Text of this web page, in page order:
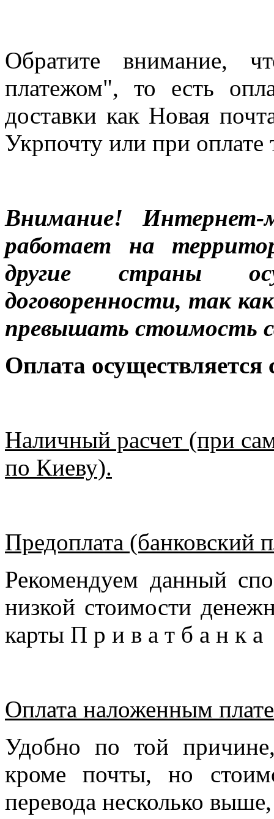
Обратите внимание,
платежом", то есть
доставки как Новая
Укрпочту или при оплате
Внимание! Интернет-
работает на
другие страны
договоренности, так
превышать стоимость
Оплата
Наличный расчет (при
по Киеву).
Предоплата (банковский
Рекомендуем данный
низкой стоимости
карты П р и в а т б а н к
Оплата наложенным
Удобно по той
кроме почты, но
перевода несколько